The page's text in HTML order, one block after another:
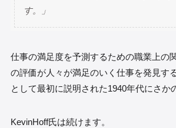
す。」
仕事の満足度を予測するための職業上の
の評価が人々が満足のいく仕事を発見す
として最初に説明された1940年代にさか
KevinHoff氏は続けます。